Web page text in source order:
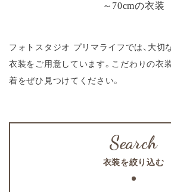
～70cmの衣装
フォトスタジオ プリマライフでは、大切
衣装をご用意しています。 こだわりの衣
着をぜひ見つけてください。
衣装を絞り込む